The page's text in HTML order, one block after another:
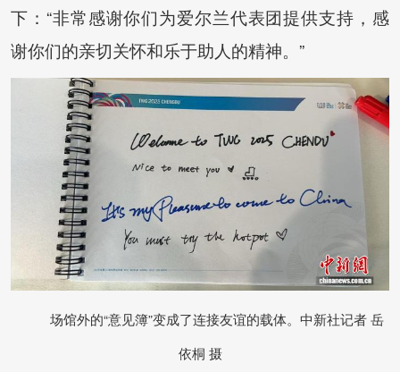
下：“非常感谢你们为爱尔兰代表团提供支持，感
谢你们的亲切关怀和乐于助人的精神。”
场馆外的“意见簿”变成了连接友谊的载体。中新社记者 岳
依桐 摄